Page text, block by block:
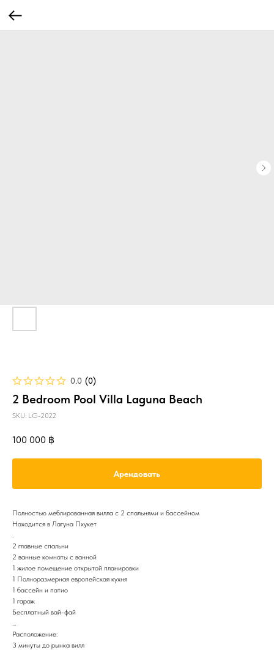
0.0 (0)
2 Bedroom Pool Villa Laguna Beach
SKU: LG-2022
100 000 ฿
Арендовать
Полностью меблированная вилла с 2 спальнями и бассейном
Находится в Лагуна Пхукет
.
2 главные спальни
2 ванные комнаты с ванной
1 жилое помещение открытой планировки
1 Полноразмерная европейская кухня
1 бассейн и патио
1 гараж
Бесплатный вай-фай
...
Расположение:
3 минуты до рынка вилл